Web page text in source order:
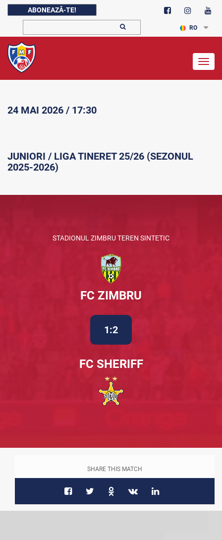
ABONEAZĂ-TE!
RO
24 MAI 2026 / 17:30
JUNIORI / LIGA TINERET 25/26 (SEZONUL
2025-2026)
STADIONUL ZIMBRU TEREN SINTETIC
FC ZIMBRU
1:2
FC SHERIFF
SHARE THIS MATCH